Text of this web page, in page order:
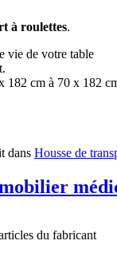
à roulettes.
vie de votre table
182 cm à 70 x 182
dans Housse de
du fabricant